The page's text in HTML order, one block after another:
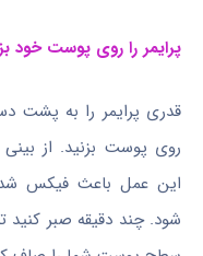
پرایمر را روی پوست خود
قدری پرایمر را به پشت
روی پوست بزنید. از
این عمل باعث فیکس
شود. چند دقیقه صبر